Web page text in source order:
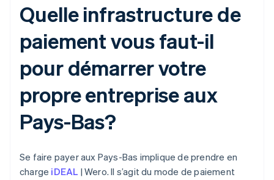
Quelle infrastructure de
paiement vous faut-il
pour démarrer votre
propre entreprise aux
Pays-Bas?
Se faire payer aux Pays-Bas implique de prendre en
charge iDEAL | Wero. Il s’agit du mode de paiement